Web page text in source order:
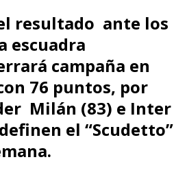
resultado ante los
escuadra
campaña en
76 puntos, por
Milán (83) e Inter
el “Scudetto”